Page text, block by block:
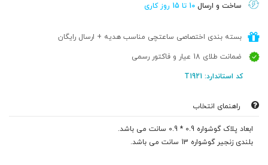
ساخت و ارسال 10 تا 15 روز کاری
بسته بندی اختصاصی ساعتچی مناسب هدیه + ارسال رایگان
ضمانت طلای 18 عیار و فاکتور رسمی
کد استاندارد: T1921
راهنمای انتخاب
ابعاد پلاک گوشواره 0.9 * 0.9 سانت می باشد.
بلندی زنجیر گوشواره 13 سانت می باشد.